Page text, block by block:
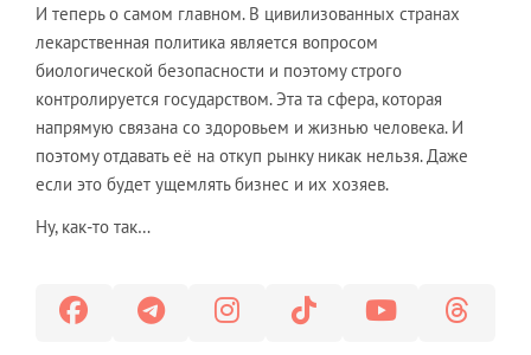
И теперь о самом главном. В цивилизованных странах
лекарственная политика является вопросом
биологической безопасности и поэтому строго
контролируется государством. Эта та сфера, которая
напрямую связана со здоровьем и жизнью человека. И
поэтому отдавать её на откуп рынку никак нельзя. Даже
если это будет ущемлять бизнес и их хозяев.
Ну, как-то так…